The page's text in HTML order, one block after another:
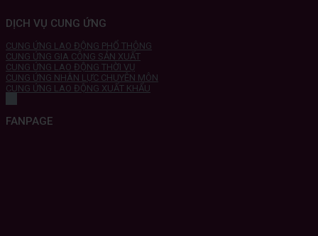
DỊCH VỤ CUNG ỨNG
CUNG ỨNG LAO ĐỘNG PHỔ THÔNG
CUNG ỨNG GIA CÔNG SẢN XUẤT
CUNG ỨNG LAO ĐỘNG THỜI VỤ
CUNG ỨNG NHÂN LỰC CHUYÊN MÔN
CUNG ỨNG LAO ĐỘNG XUẤT KHẨU
FANPAGE